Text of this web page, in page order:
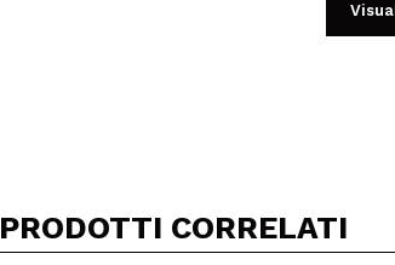
PRODOTTI CORRELATI